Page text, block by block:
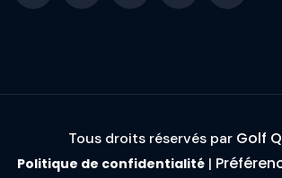
Tous droits réservés par Golf
Politique de confidentialité |